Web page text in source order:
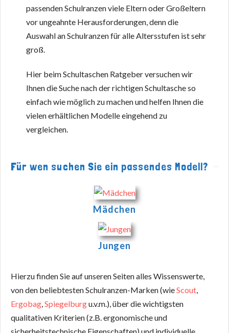
passenden Schulranzen viele Eltern oder Großeltern
vor ungeahnte Herausforderungen, denn die
Auswahl an Schulranzen für alle Altersstufen ist sehr
groß.
Hier beim Schultaschen Ratgeber versuchen wir
Ihnen die Suche nach der richtigen Schultasche so
einfach wie möglich zu machen und helfen Ihnen die
vielen erhältlichen Modelle eingehend zu
vergleichen.
Für wen suchen Sie ein passendes Modell?
Mädchen
Jungen
Hierzu finden Sie auf unseren Seiten alles Wissenswerte,
von den beliebtesten Schulranzen-Marken (wieScout
Ergobag Spiegelburgu.v.m.), über die wichtigsten
qualitativen Kriterien (z.B. ergonomische und
sicherheitstechnische Eigenschaften) und individuelle